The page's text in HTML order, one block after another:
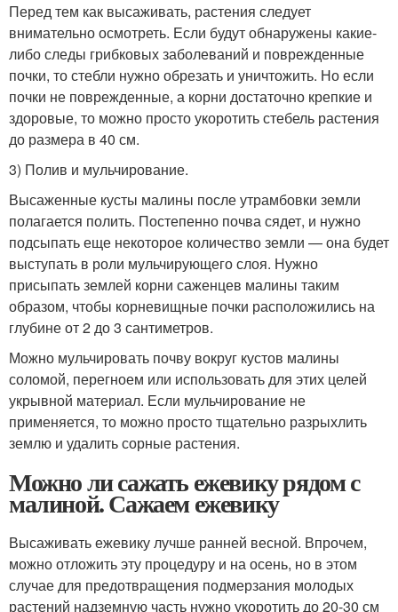
Перед тем как высаживать, растения следует
внимательно осмотреть. Если будут обнаружены какие-
либо следы грибковых заболеваний и поврежденные
почки, то стебли нужно обрезать и уничтожить. Но если
почки не поврежденные, а корни достаточно крепкие и
здоровые, то можно просто укоротить стебель растения
до размера в 40 см.
3) Полив и мульчирование.
Высаженные кусты малины после утрамбовки земли
полагается полить. Постепенно почва сядет, и нужно
подсыпать еще некоторое количество земли — она будет
выступать в роли мульчирующего слоя. Нужно
присыпать землей корни саженцев малины таким
образом, чтобы корневищные почки расположились на
глубине от 2 до 3 сантиметров.
Можно мульчировать почву вокруг кустов малины
соломой, перегноем или использовать для этих целей
укрывной материал. Если мульчирование не
применяется, то можно просто тщательно разрыхлить
землю и удалить сорные растения.
Можно ли сажать ежевику рядом с
малиной. Сажаем ежевику
Высаживать ежевику лучше ранней весной. Впрочем,
можно отложить эту процедуру и на осень, но в этом
случае для предотвращения подмерзания молодых
растений надземную часть нужно укоротить до 20-30 см